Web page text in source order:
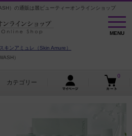
）の通販は麗ビューティーオンラインショップ
MENU
MENU
スキンアミュレ（Skin Amure）
）
カテゴリー
0